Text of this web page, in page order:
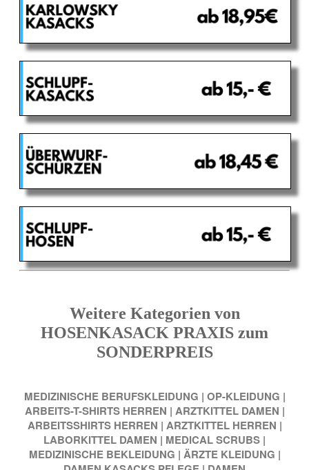
Weitere Kategorien von
HOSENKASACK PRAXIS zum
SONDERPREIS
MEDIZINISCHE BERUFSKLEIDUNG | OP-KLEIDUNG |
ARBEITS-T-SHIRTS HERREN | ARZTKITTEL DAMEN |
ARBEITSSHIRTS HERREN | ARZTKITTEL HERREN |
LABORKITTEL DAMEN | MEDICAL SCRUBS |
MEDIZINISCHE BEKLEIDUNG | ÄRZTE KLEIDUNG |